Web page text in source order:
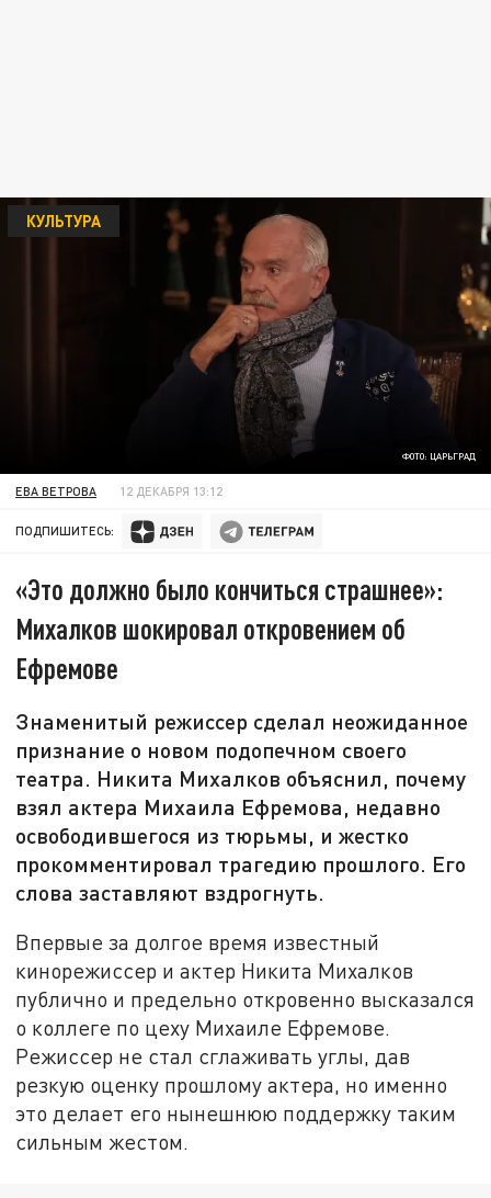
ФОТО: ЦАРЬГРАД
КУЛЬТУРА
ЕВА ВЕТРОВА 12 ДЕКАБРЯ 13:12
ПОДПИШИТЕСЬ:
«Это должно было кончиться страшнее»:
Михалков шокировал откровением об
Ефремове
Знаменитый режиссер сделал неожиданное
признание о новом подопечном своего
театра. Никита Михалков объяснил, почему
взял актера Михаила Ефремова, недавно
освободившегося из тюрьмы, и жестко
прокомментировал трагедию прошлого. Его
слова заставляют вздрогнуть.
Впервые за долгое время известный
кинорежиссер и актер Никита Михалков
публично и предельно откровенно высказался
о коллеге по цеху Михаиле Ефремове.
Режиссер не стал сглаживать углы, дав
резкую оценку прошлому актера, но именно
это делает его нынешнюю поддержку таким
сильным жестом.